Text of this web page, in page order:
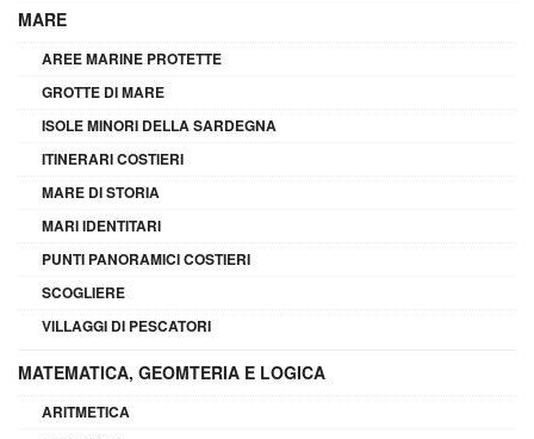
MARE
AREE MARINE PROTETTE
GROTTE DI MARE
ISOLE MINORI DELLA SARDEGNA
ITINERARI COSTIERI
MARE DI STORIA
MARI IDENTITARI
PUNTI PANORAMICI COSTIERI
SCOGLIERE
VILLAGGI DI PESCATORI
MATEMATICA, GEOMTERIA E LOGICA
ARITMETICA